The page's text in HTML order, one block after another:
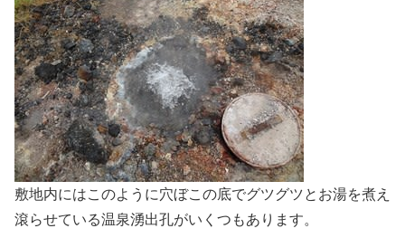
敷地内にはこのように穴ぼこの底でグツグツとお湯を煮え
滾らせている温泉湧出孔がいくつもあります。